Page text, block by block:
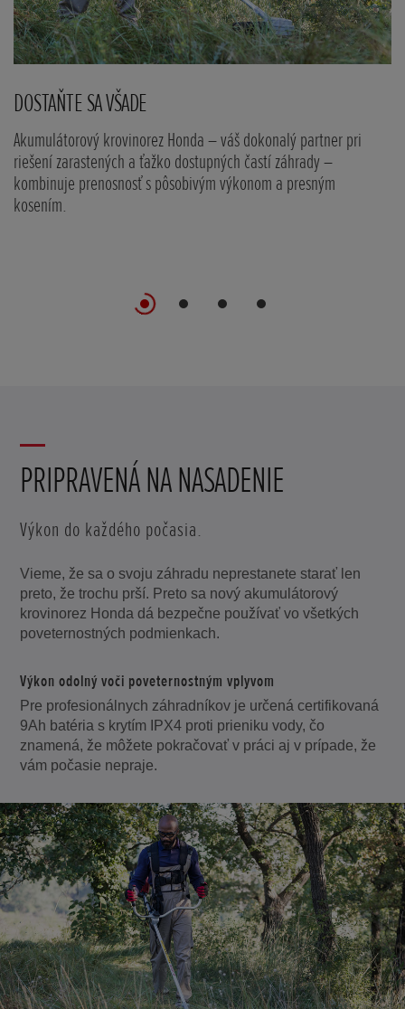
DOSTAŇTE SA VŠADE
Akumulátorový krovinorez Honda – váš dokonalý partner pri
riešení zarastených a ťažko dostupných častí záhrady –
kombinuje prenosnosť s pôsobivým výkonom a presným
kosením.
PRIPRAVENÁ NA NASADENIE
Výkon do každého počasia.
Vieme, že sa o svoju záhradu neprestanete starať len
preto, že trochu prší. Preto sa nový akumulátorový
krovinorez Honda dá bezpečne používať vo všetkých
poveternostných podmienkach.
Výkon odolný voči poveternostným vplyvom
Pre profesionálnych záhradníkov je určená certifikovaná
9Ah batéria s krytím IPX4 proti prieniku vody, čo
znamená, že môžete pokračovať v práci aj v prípade, že
vám počasie nepraje.